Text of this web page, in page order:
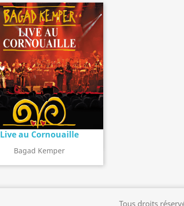
Live au Cornouaille
Bagad Kemper
searchDétail de l'album
Tous droits